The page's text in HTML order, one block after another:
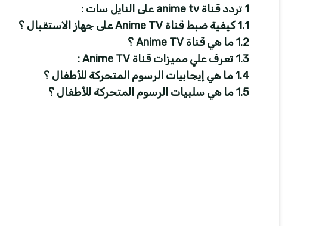
1 تردد قناة anime tv على النايل سات :
1.1 كيفية ضبط قناة Anime TV على جهاز الاستقبال ؟
1.2 ما هي قناة Anime TV ؟
1.3 تعرف علي مميزات قناة Anime TV :
1.4 ما هي إيجابيات الرسوم المتحركة للأطفال ؟
1.5 ما هي سلبيات الرسوم المتحركة للأطفال ؟